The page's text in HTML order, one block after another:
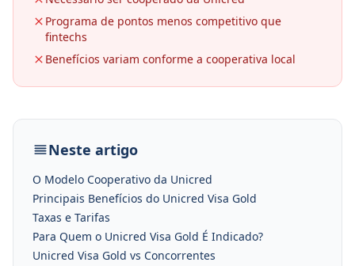
Programa de pontos menos competitivo que
fintechs
Benefícios variam conforme a cooperativa local
Neste artigo
O Modelo Cooperativo da Unicred
Principais Benefícios do Unicred Visa Gold
Taxas e Tarifas
Para Quem o Unicred Visa Gold É Indicado?
Unicred Visa Gold vs Concorrentes